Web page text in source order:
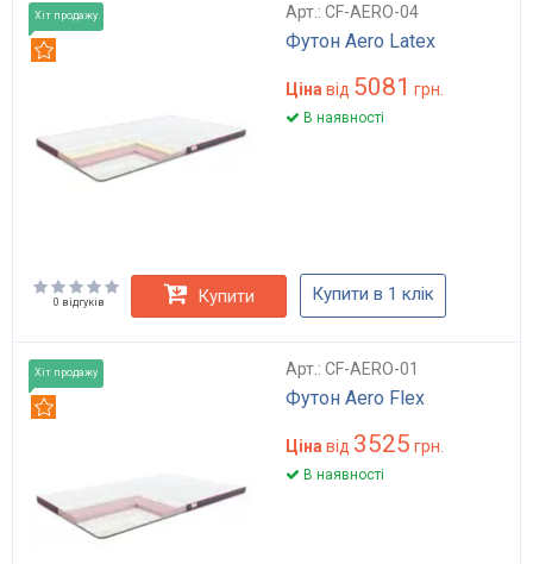
Хіт продажу Арт.: CF-AERO-04
Футон Aero Latex
Ціна від 5081 грн.
В наявності
0 відгуків Купити Купити в 1 клік
Хіт продажу Арт.: CF-AERO-01
Футон Aero Flex
Ціна від 3525 грн.
В наявності